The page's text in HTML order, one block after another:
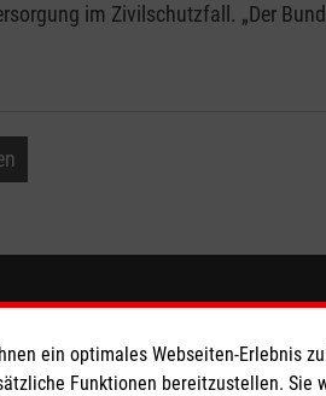
im Zivilschutzfall. „Der
Die Malteser
Malteser in
ein optimales Webseiten-Erlebnis
Funktionen bereitzustellen. Sie